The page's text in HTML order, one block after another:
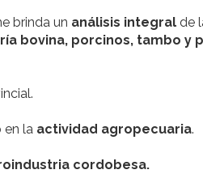
brinda un análisis integral de
bovina, porcinos, tambo y
la actividad agropecuaria.
cordobesa.